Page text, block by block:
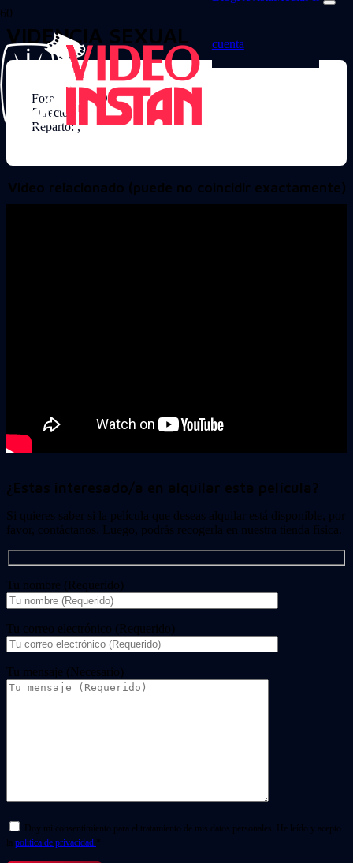
cuenta
VIDENCIA SEXUAL
Formato: DVD
Director:
Reparto: ,
Video relacionado (puede no coincidir exactamente)
¿Estas interesado/a en alquilar esta película?
Si quieres saber si la película que deseas alquilar está disponible, por
favor, contáctanos. Luego, podrás recogerla en nuestra tienda física.
Tu nombre (Requerido)
Tu correo electrónico (Requerido)
Tu mensaje (Necesario)
Doy mi consentimiento para el tratamiento de mis datos personales. He leído y acepto
la política de privacidad. *